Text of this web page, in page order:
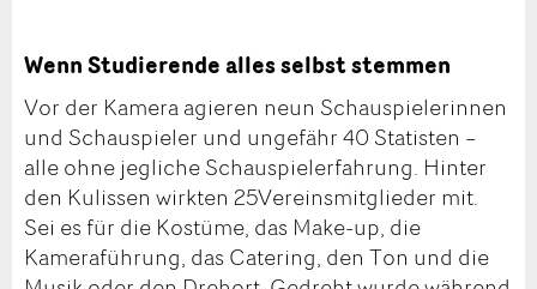
Wenn Studierende alles selbst stemmen
Vor der Kamera agieren neun Schauspielerinnen
und Schauspieler und ungefähr 40 Statisten –
alle ohne jegliche Schauspielerfahrung. Hinter
den Kulissen wirkten 25Vereinsmitglieder mit.
Sei es für die Kostüme, das Make-up, die
Kameraführung, das Catering, den Ton und die